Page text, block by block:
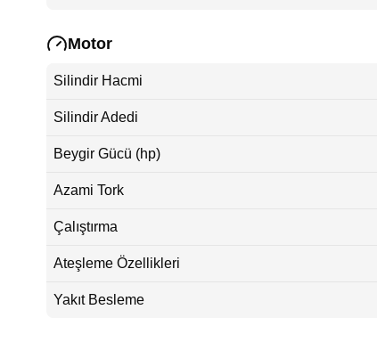
Motor
Silindir Hacmi
Silindir Adedi
Beygir Gücü (hp)
Azami Tork
Çalıştırma
Ateşleme Özellikleri
Yakıt Besleme